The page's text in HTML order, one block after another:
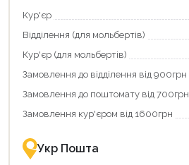
щоб
зекономити
та
отримати
додаткові
переваги!
картою
єКнига
–
зручно
та
«Національний
кешбек»
та
отримуйте
вигідне
повернення
Економте
більше
разом
державною
підтримкою!
Кур'єр
Відділення (для мольбертів)
Кур'єр (для мольбертів)
Замовлення до відділення від 900грн
Замовлення до поштомату від 700грн
Замовлення кур'єром від 1600грн
Укр Пошта